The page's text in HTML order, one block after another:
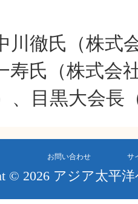
川徹氏（株
寿氏（株式会
、目黒大会長
お問い合わせ サ
© 2026 アジア太平